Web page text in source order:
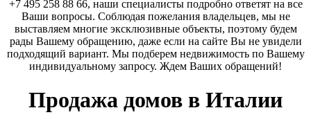
+7 495 258 88 66, наши специалисты подробно ответят на все
Ваши вопросы. Соблюдая пожелания владельцев, мы не
выставляем многие эксклюзивные объекты, поэтому будем
рады Вашему обращению, даже если на сайте Вы не увидели
подходящий вариант. Мы подберем недвижимость по Вашему
индивидуальному запросу. Ждем Ваших обращений!
Продажа домов в Италии